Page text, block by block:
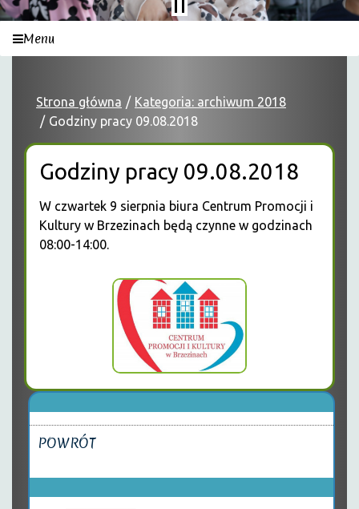
Menu
Strona główna
Kategoria: archiwum 2018
Godziny pracy 09.08.2018
Godziny pracy 09.08.2018
W czwartek 9 sierpnia biura Centrum Promocji i
Kultury w Brzezinach będą czynne w godzinach
08:00-14:00.
POWRÓT